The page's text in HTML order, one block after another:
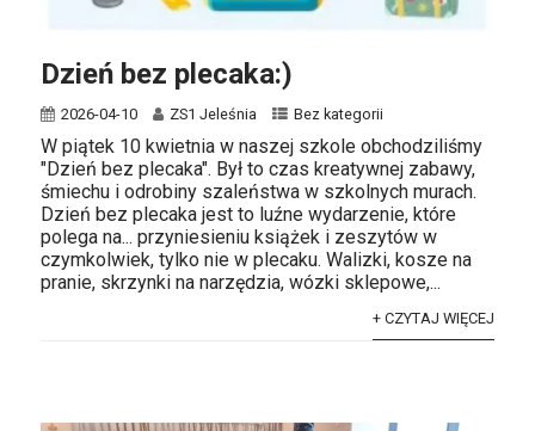
Dzień bez plecaka:)
2026-04-10 ZS1 Jeleśnia Bez kategorii
W piątek 10 kwietnia w naszej szkole obchodziliśmy
"Dzień bez plecaka". Był to czas kreatywnej zabawy,
śmiechu i odrobiny szaleństwa w szkolnych murach.
Dzień bez plecaka jest to luźne wydarzenie, które
polega na... przyniesieniu książek i zeszytów w
czymkolwiek, tylko nie w plecaku. Walizki, kosze na
pranie, skrzynki na narzędzia, wózki sklepowe,...
+ CZYTAJ WIĘCEJ